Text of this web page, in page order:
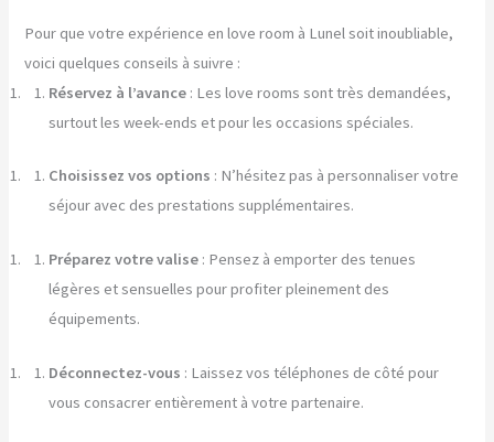
Pour que votre expérience en love room à Lunel soit inoubliable,
voici quelques conseils à suivre :
Réservez à l’avance : Les love rooms sont très demandées,
surtout les week-ends et pour les occasions spéciales.
Choisissez vos options : N’hésitez pas à personnaliser votre
séjour avec des prestations supplémentaires.
Préparez votre valise : Pensez à emporter des tenues
légères et sensuelles pour profiter pleinement des
équipements.
Déconnectez-vous : Laissez vos téléphones de côté pour
vous consacrer entièrement à votre partenaire.